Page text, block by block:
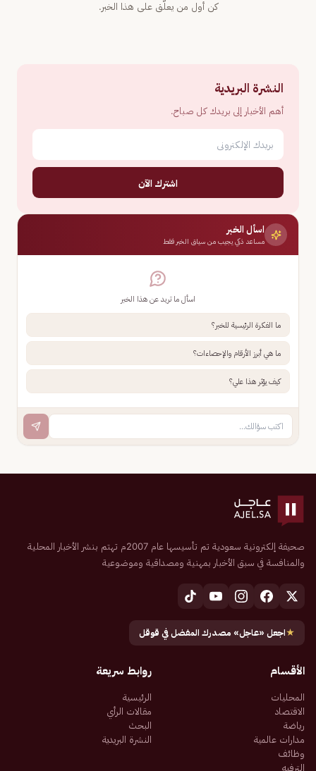
كن أول من يعلّق على هذا الخبر.
النشرة البريدية
أهم الأخبار إلى بريدك كل صباح.
اشترك الآن
اسأل الخبر
مساعد ذكي يجيب من سياق الخبر فقط
اسأل ما تريد عن هذا الخبر
ما الفكرة الرئيسية للخبر؟
ما هي أبرز الأرقام والإحصاءات؟
كيف يؤثر هذا علي؟
صحيفة إلكترونية سعودية تم تأسيسها عام 2007م تهتم بنشر الأخبار المحلية
والمنافسة في سبق الأخبار بمهنية ومصداقية وموضوعية
★اجعل «عاجل» مصدرك المفضل في قوقل
الأقسام
المحليات
الاقتصاد
رياضة
مدارات عالمية
وظائف
الترفيه
روابط سريعة
الرئيسية
مقالات الرأي
البحث
النشرة البريدية